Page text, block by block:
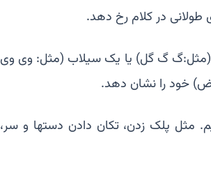
در کلام رخ دهد.
(مثل:گ گ گل) یا یک سیلاب (مثل: وی وی
خود را نشان دهد.
مثل پلک زدن، تکان دادن دستها و سر،